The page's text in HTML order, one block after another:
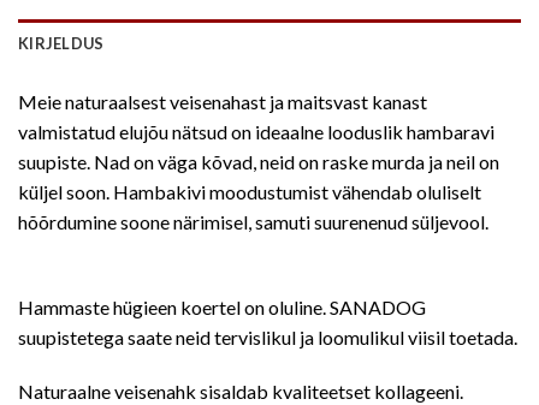
KIRJELDUS
Meie naturaalsest veisenahast ja maitsvast kanast
valmistatud elujõu nätsud on ideaalne looduslik hambaravi
suupiste. Nad on väga kõvad, neid on raske murda ja neil on
küljel soon. Hambakivi moodustumist vähendab oluliselt
hõõrdumine soone närimisel, samuti suurenenud süljevool.
Hammaste hügieen koertel on oluline. SANADOG
suupistetega saate neid tervislikul ja loomulikul viisil toetada.
Naturaalne veisenahk sisaldab kvaliteetset kollageeni.